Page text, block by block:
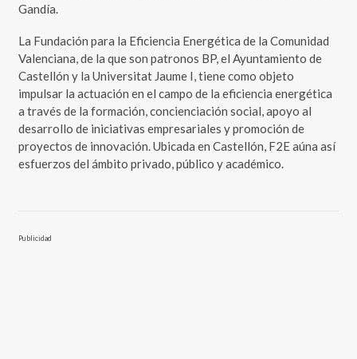
Gandía.
La Fundación para la Eficiencia Energética de la Comunidad
Valenciana, de la que son patronos BP, el Ayuntamiento de
Castellón y la Universitat Jaume I, tiene como objeto
impulsar la actuación en el campo de la eficiencia energética
a través de la formación, concienciación social, apoyo al
desarrollo de iniciativas empresariales y promoción de
proyectos de innovación. Ubicada en Castellón, F2E aúna así
esfuerzos del ámbito privado, público y académico.
Publicidad